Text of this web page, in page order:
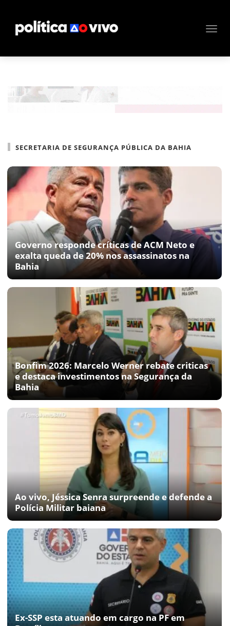
SECRETARIA DE SEGURANÇA PÚBLICA DA BAHIA
Governo responde críticas de ACM Neto e
exalta queda de 20% nos assassinatos na
Bahia
Bonfim 2026: Marcelo Werner rebate criticas
e destaca investimentos na Segurança da
Bahia
Ao vivo, Jéssica Senra surpreende e defende a
Polícia Militar baiana
Ex-SSP esta atuando em cargo na PF em